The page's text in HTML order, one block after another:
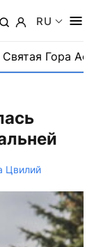
RU
Святая Гора
Цвилий